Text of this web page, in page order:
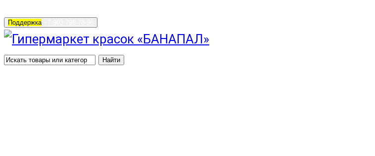
Поддержка
Найти